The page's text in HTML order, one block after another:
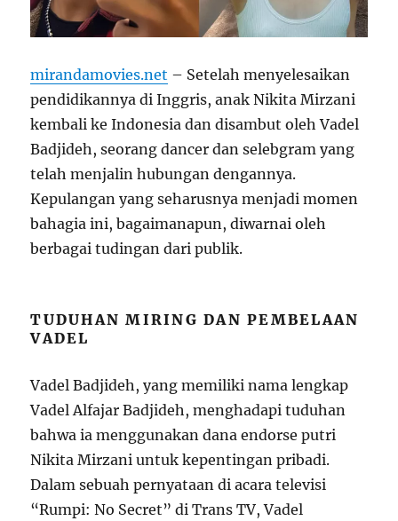
mirandamovies.net – Setelah menyelesaikan
pendidikannya di Inggris, anak Nikita Mirzani
kembali ke Indonesia dan disambut oleh Vadel
Badjideh, seorang dancer dan selebgram yang
telah menjalin hubungan dengannya.
Kepulangan yang seharusnya menjadi momen
bahagia ini, bagaimanapun, diwarnai oleh
berbagai tudingan dari publik.
TUDUHAN MIRING DAN PEMBELAAN
VADEL
Vadel Badjideh, yang memiliki nama lengkap
Vadel Alfajar Badjideh, menghadapi tuduhan
bahwa ia menggunakan dana endorse putri
Nikita Mirzani untuk kepentingan pribadi.
Dalam sebuah pernyataan di acara televisi
“Rumpi: No Secret” di Trans TV, Vadel